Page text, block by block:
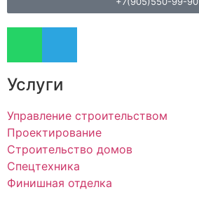
Услуги
Управление строительством
Проектирование
Строительство домов
Спецтехника
Финишная отделка